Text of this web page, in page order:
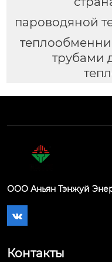
пароводяной
трубами
ООО Аньян Тэнжуй

Контакты